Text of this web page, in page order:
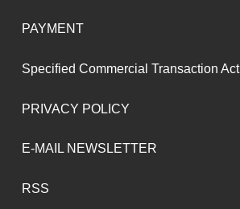
PAYMENT
Specified Commercial Transaction Act
PRIVACY POLICY
E-MAIL NEWSLETTER
RSS